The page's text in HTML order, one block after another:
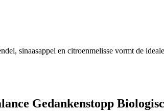
sinaasappel en citroenmelisse vormt de
Gedankenstopp